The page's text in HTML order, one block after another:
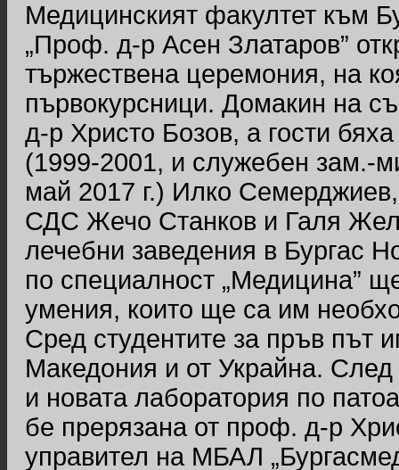
Медицинският факултет към
„Проф. д-р Асен Златаров”
тържествена церемония, на
първокурсници. Домакин на
д-р Христо Бозов, а гости
(1999-2001, и служебен зам.-
май 2017 г.) Илко
СДС Жечо Станков и Галя
лечебни заведения в Бургас
по специалност „Медицина”
умения, които ще са им
Сред студентите за пръв път
Македония и от Украйна.
и новата лаборатория по
бе прерязана от проф. д-р
управител на МБАЛ